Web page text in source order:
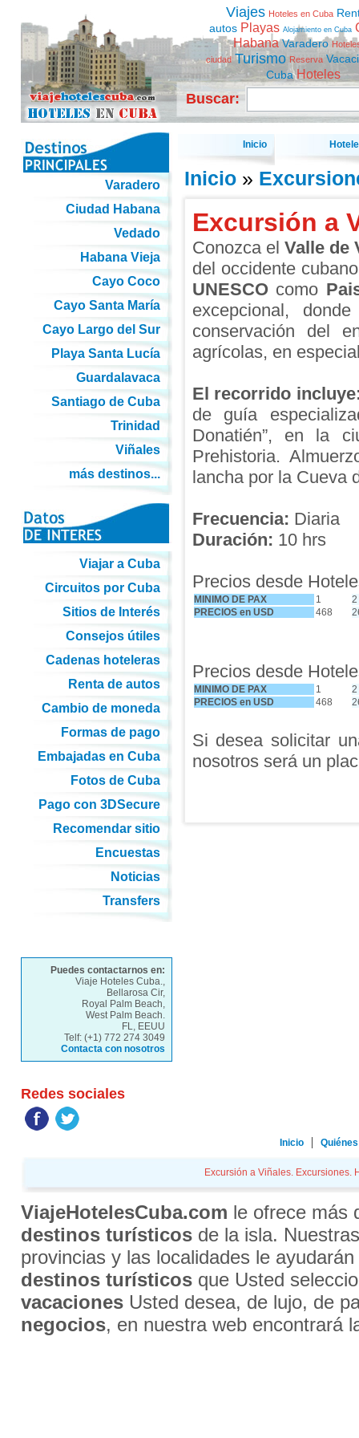
Viajes Hoteles en Cuba
autos Playas Alojamiento en Cuba
Habana Varadero
ciudad Turismo Reserva
Cuba Hoteles
Buscar:
Inicio
Inicio»
Excursión a
Conozca el Valle de
del occidente
UNESCOcomo
excepcional,
conservación del
agrícolas, en
El recorrido
de guía
Donatién”, en la
Prehistoria.
lancha por la Cueva
Frecuencia: Diaria
Duración: 10 hrs
Precios desde
MINIMO DE PAX 1
2
PRECIOS en USD
468
Precios desde
MINIMO DE PAX 1
2
PRECIOS en USD
468
Si desea solicitar
nosotros será un
Varadero
Ciudad Habana
Vedado
Habana Vieja
Cayo Coco
Cayo Santa María
Cayo Largo del Sur
Playa Santa Lucía
Guardalavaca
Santiago de Cuba
Trinidad
Viñales
más destinos...
Viajar a Cuba
Circuitos por Cuba
Sitios de Interés
Consejos útiles
Cadenas hoteleras
Renta de autos
Cambio de moneda
Formas de pago
Embajadas en Cuba
Fotos de Cuba
Pago con 3DSecure
Recomendar sitio
Encuestas
Noticias
Transfers
Puedes contactarnos en:
Viaje Hoteles Cuba.,
Bellarosa Cir,
Royal Palm Beach,
West Palm Beach.
FL, EEUU
Telf: (+1) 772 274 3049
Contacta con nosotros
Redes sociales
Inicio
Excursión a Viñales. Excursiones.
ViajeHotelesCuba.com le ofrece más
destinos turísticosde la isla.
provincias y las localidades le
destinos turísticosque Usted
vacacionesUsted desea, de lujo, de
negocios, en nuestra web encontrará